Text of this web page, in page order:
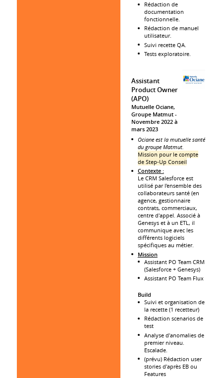
Rédaction de
documentation
fonctionnelle.
Rédaction de manuel
utilisateur.
Suivi recette QA.
Tests exploratoire.
Assistant
Product Owner
(APO)
Mutuelle Ociane,
Groupe Matmut
Novembre 2022 à
mars 2023
Ociane est la mutuelle santé
du groupe Matmut.
Mission pour le compte
de Step-Up Conseil
Contexte :
Le CRM Salesforce est
utilisé par l'ensemble des
collaborateurs santé (en
agence, gestionnaire
contrats, commerciaux,
centre d'appel. Associé à
Genesys et à un ETL, il
communique avec les
différents logiciels
spécifiques au métier.
Mission
Assistant PO Team CRM
(Salesforce + Genesys)
Assistant PO Team Flux
Build
Suivi et organisation de
la recette (1 recetteur)
Rédaction scenarios de
test
Analyse d'anomalies de
premier niveau.
Escalade.
(prévu) Rédaction user
stories d'après EB ou
Features